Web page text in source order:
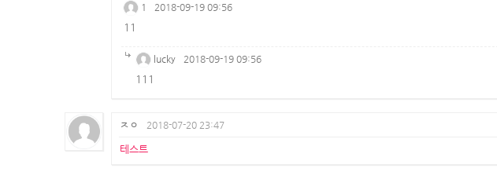
1 2018-09-19 09:56
11
lucky 2018-09-19 09:56
111
ㅈㅇ 2018-07-20 23:47
테스트